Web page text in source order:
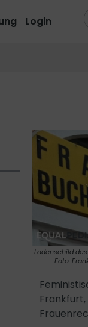
Login
Ladenschild
Foto:
Frankfurt,